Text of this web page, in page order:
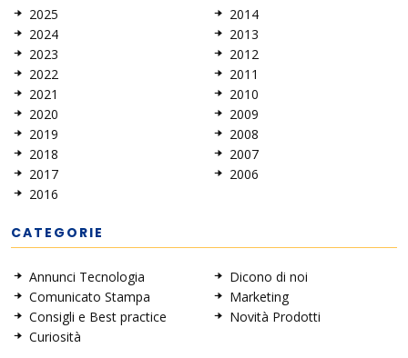
2025
2024
2023
2022
2021
2020
2019
2018
2017
2016
2014
2013
2012
2011
2010
2009
2008
2007
2006
CATEGORIE
Annunci Tecnologia
Comunicato Stampa
Consigli e Best practice
Curiosità
Dicono di noi
Marketing
Novità Prodotti